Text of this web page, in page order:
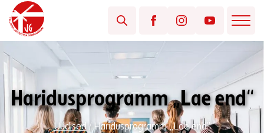
Haridusprogramm „Lae end“
Uudised/ Haridusprogramm „Lae end“